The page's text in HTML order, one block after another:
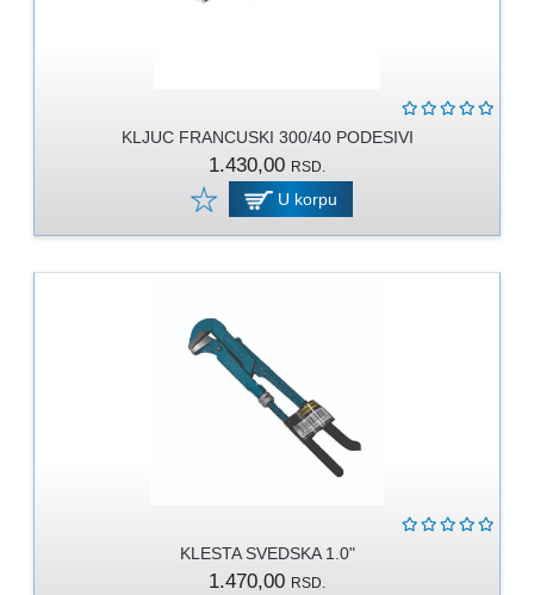
KLJUC FRANCUSKI 300/40 PODESIVI
1.430,00 RSD.
U korpu
KLESTA SVEDSKA 1.0"
1.470,00 RSD.